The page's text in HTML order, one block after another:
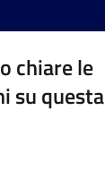
chiare le
su questa